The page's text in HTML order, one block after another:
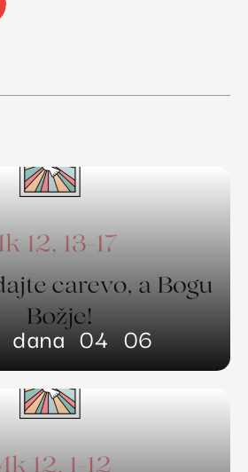
dana 04 06